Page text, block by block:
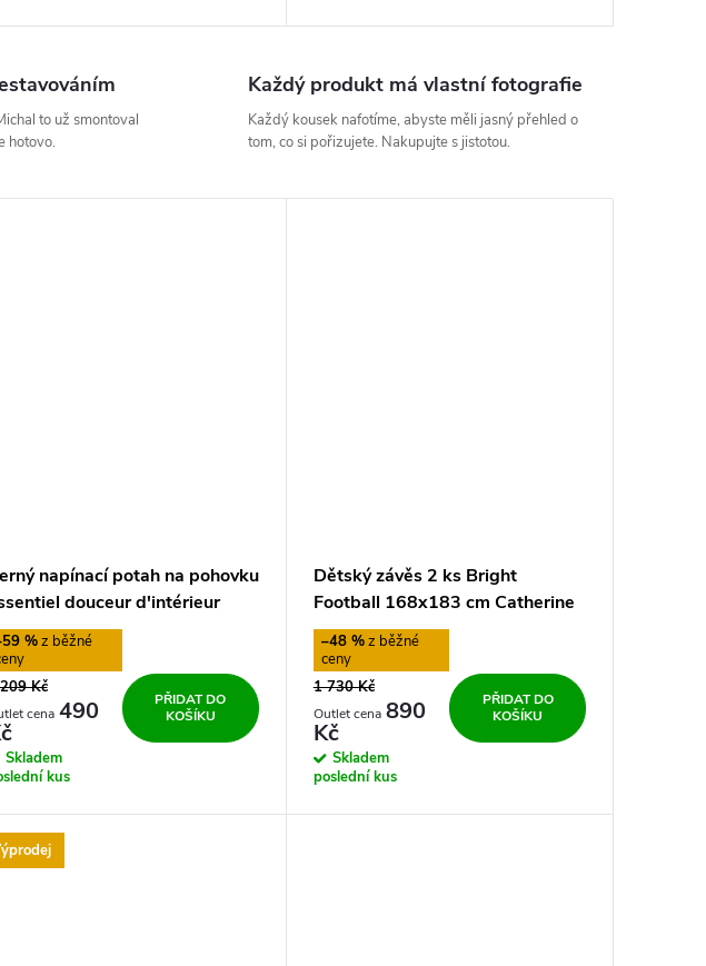
to už smontoval
hotovo.
Každý produkt má vlastní fotografie
Každý kousek nafotíme, abyste měli jasný přehled o
tom, co si pořizujete. Nakupujte s jistotou.
napínací potah na pohovku
douceur d'intérieur
%
Kč
490
Skladem
kus
PŘIDAT DO
KOŠÍKU
Dětský závěs 2 ks Bright
Football 168x183 cm Catherine
Lansfield
–48 %
1 730 Kč
890
Kč
Skladem
poslední kus
PŘIDAT DO
KOŠÍKU